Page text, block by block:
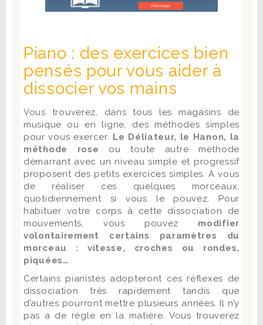
Piano : des exercices bien
pensés pour vous aider à
dissocier vos mains
Vous trouverez, dans tous les magasins de
musique ou en ligne, des méthodes simples
pour vous exercer. Le Déliateur, le Hanon, la
méthode rose ou toute autre méthode
démarrant avec un niveau simple et progressif
proposent des petits exercices simples. A vous
de réaliser ces quelques morceaux,
quotidiennement si vous le pouvez. Pour
habituer votre corps à cette dissociation de
mouvements, vous pouvez modifier
volontairement certains paramètres du
morceau : vitesse, croches ou rondes,
piquées…
Certains pianistes adopteront ces réflexes de
dissociation très rapidement tandis que
d’autres pourront mettre plusieurs années. Il n’y
pas a de règle en la matière. Vous trouverez